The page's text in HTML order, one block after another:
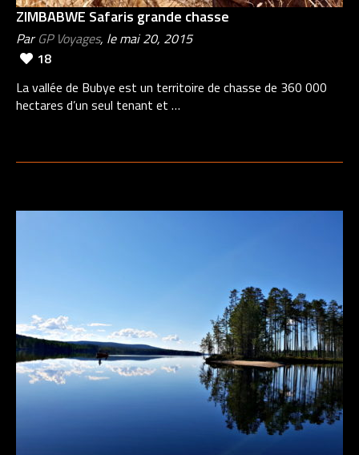
ZIMBABWE Safaris grande chasse
ParGP Voyages, le mai 20, 2015
18
La vallée de Bubye est un territoire de chasse de 360 000
hectares d’un seul tenant et …